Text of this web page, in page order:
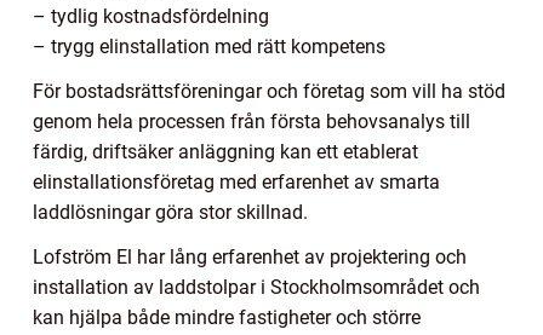
– tydlig kostnadsfördelning
– trygg elinstallation med rätt kompetens
För bostadsrättsföreningar och företag som vill ha stöd
genom hela processen från första behovsanalys till
färdig, driftsäker anläggning kan ett etablerat
elinstallationsföretag med erfarenhet av smarta
laddlösningar göra stor skillnad.
Lofström El har lång erfarenhet av projektering och
installation av laddstolpar i Stockholmsområdet och
kan hjälpa både mindre fastigheter och större